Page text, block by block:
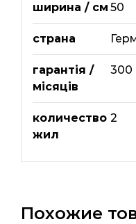
ширина / см 50
страна
гарантія /
місяців
300
количество
жил
2
Похожие